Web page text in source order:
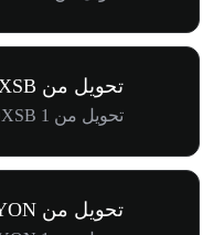
تحويل من SOXSB إلى AUD
تحويل من 1 SOXSB إلى $60.29
تحويل من LLYON إلى AUD